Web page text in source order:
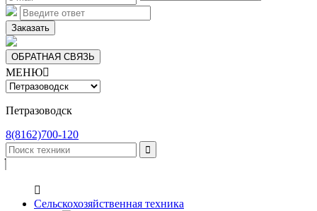
Заказать
ОБРАТНАЯ СВЯЗЬ
МЕНЮ
Петразоводск
8(8162)700-120


Сельскохозяйственная техника